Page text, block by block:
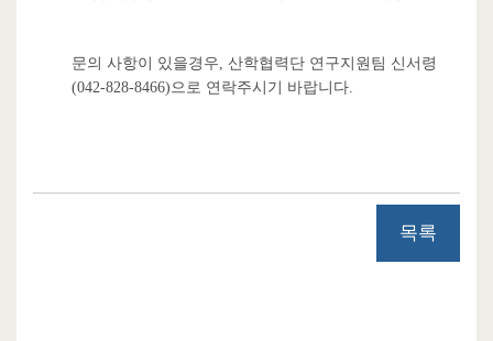
문의 사항이 있을경우, 산학협력단 연구지원팀 신서령
(042-828-8466)으로 연락주시기 바랍니다.
목록